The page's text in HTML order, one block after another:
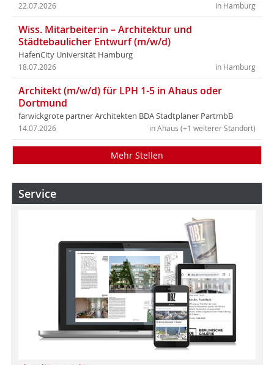
in Hamburg
22.07.2026
Wiss. Mitarbeiter:in – Architektur und
Städtebaulicher Entwurf (m/w/d)
HafenCity Universität Hamburg
in Hamburg
18.07.2026
Architekt (m/w/d) für LPH 1-5 in Ahaus oder
Dortmund
farwickgrote partner Architekten BDA Stadtplaner PartmbB
in Ahaus (+1 weiterer Standort)
14.07.2026
Mehr Stellen
Service